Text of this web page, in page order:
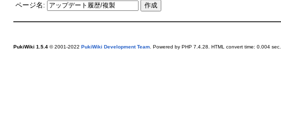
ページ名:
PukiWiki 1.5.4© 2001-2022 PukiWiki Development Team. Powered by PHP 7.4.28. HTML convert time: 0.004 sec.